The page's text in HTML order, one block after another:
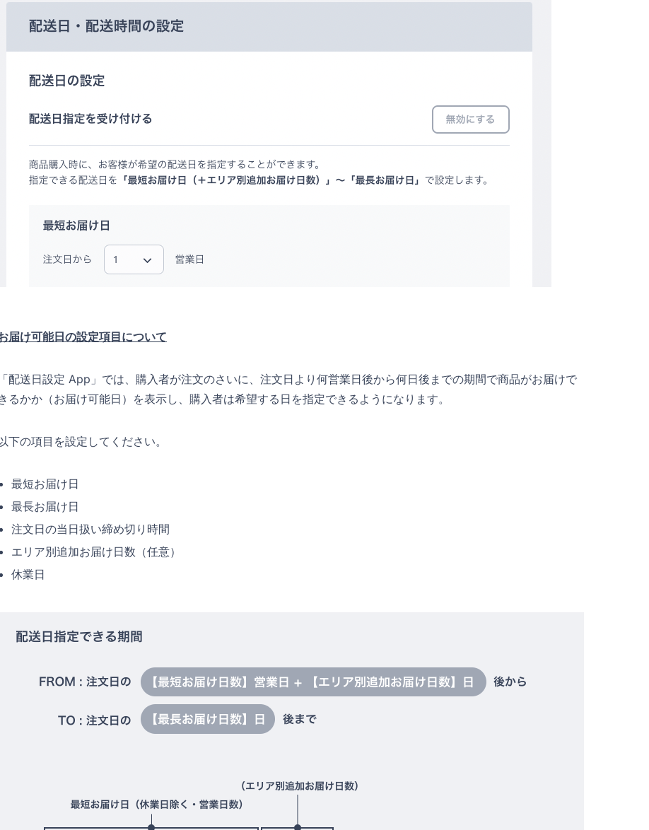
届け可能日の設定項目について
「配送日設定 App」では、購入者が注文のさいに、注文日より何営業日後から何日後までの期間で商品がお届けで
るかか（お届け可能日）を表示し、購入者は希望する日を指定できるようになります。
下の項目を設定してください。
最短お届け日
最長お届け日
注文日の当日扱い締め切り時間
エリア別追加お届け日数（任意）
休業日